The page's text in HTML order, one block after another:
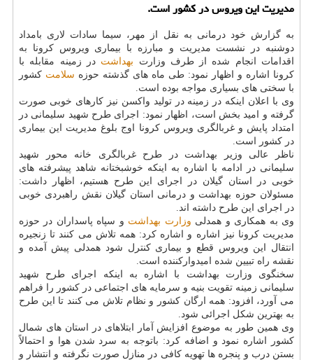
مدیریت این ویروس در کشور است.
به گزارش خود درمانی به نقل از مهر، سیما سادات لاری بامداد
دوشنبه در نشست مدیریت و مبارزه با بیماری ویروس کرونا به
اقدامات انجام شده از طرف وزارت بهداشت در زمینه مقابله با
کرونا اشاره و اظهار نمود: طی ماه های گذشته حوزه سلامت کشور
با سختی های بسیاری مواجه بوده است.
وی با اعلان اینکه در زمینه در تولید واکسن نیز کارهای خوبی صورت
گرفته و امید بخش است، اظهار نمود: اجرای طرح شهید سلیمانی در
امتداد پایش و غربالگری ویروس کرونا اوج بلوغ مدیریت این بیماری
در کشور است.
ناظر عالی وزیر بهداشت در طرح غربالگری خانه محور شهید
سلیمانی در ادامه با اشاره به اینکه خوشبختانه شاهد پیشرفته های
خوبی در استان گیلان در اجرای این طرح هستیم، اظهار داشت:
مسئولان حوزه بهداشت و درمانی استان گیلان نقش راهبردی خوبی
در اجرای این طرح داشته اند.
وی به همکاری و همدلی وزارت بهداشت و سپاه پاسداران در حوزه
مدیریت کرونا نیز اشاره و اشاره کرد: همه تلاش می کنند تا زنجیره
انتقال این ویروس قطع و بیماری کنترل شود همدلی پیش آمده و
نقشه راه تبیین شده امیدوارکننده است.
سخنگوی وزارت بهداشت با اشاره به اینکه اجرای طرح شهید
سلیمانی زمینه تقویت بنیه و سرمایه های اجتماعی در کشور را فراهم
می آورد، افزود: همه ارگان کشور و نظام تلاش می کنند تا این طرح
به بهترین شکل اجرائی شود.
وی همین طور به موضوع افزایش آمار ابتلاهای در استان های شمال
کشور اشاره نمود و اضافه کرد: باتوجه به سرد شدن هوا و احتمالاً
بستن درب و پنجره ها تهویه کافی در منازل صورت نگرفته و انتشار و